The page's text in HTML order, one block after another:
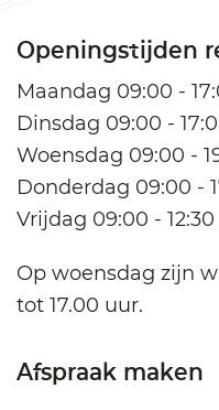
Openingstijden
Maandag 09:00 -
Dinsdag 09:00 -
Woensdag 09:00 -
Donderdag 09:00 -
Vrijdag 09:00 -
Op woensdag zijn
tot 17.00 uur.
Afspraak maken